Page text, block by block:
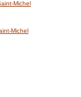
Michel
Michel